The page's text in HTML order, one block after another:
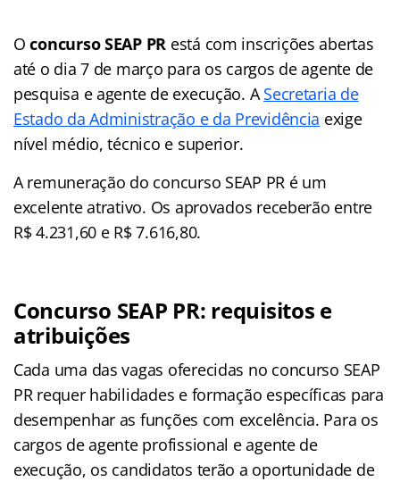
Oconcurso SEAP PR está com inscrições abertas
até o dia 7 de março para os cargos de agente de
pesquisa e agente de execução. ASecretaria de
Estado da Administração e da Previdência exige
nível médio, técnico e superior.
A remuneração do concurso SEAP PR é um
excelente atrativo. Os aprovados receberão entre
R$ 4.231,60 e R$ 7.616,80.
Concurso SEAP PR: requisitos e
atribuições
Cada uma das vagas oferecidas no concurso SEAP
PR requer habilidades e formação específicas para
desempenhar as funções com excelência. Para os
cargos de agente profissional e agente de
execução, os candidatos terão a oportunidade de